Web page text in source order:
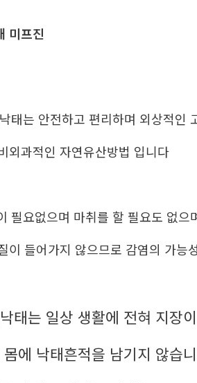
미프진
태는 안전하고 편리하며 외상적인
외과적인 자연유산방법 입니다
필요없으며 마취를 할 필요도 없으
이 들어가지 않으므로 감염의 가능
태는 일상 생활에 전혀 지장
에 낙태흔적을 남기지 않습